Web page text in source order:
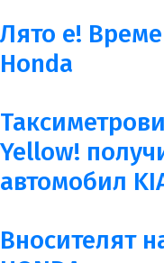
Лято е!
Honda
Yellow!
автомобил
Вносителят